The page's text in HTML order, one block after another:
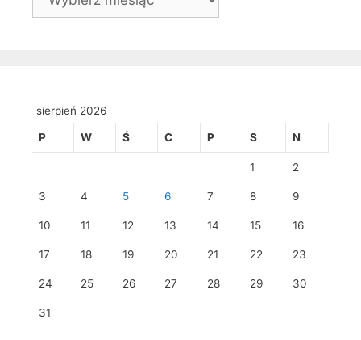
sierpień 2026
P W Ś C P S N
1 2
3 4 5 6 7 8 9
10 11 12 13 14 15 16
17 18 19 20 21 22 23
24 25 26 27 28 29 30
31